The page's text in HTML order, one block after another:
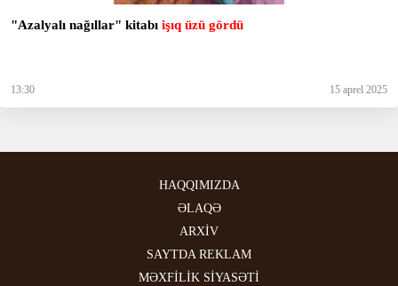
"Azalyalı nağıllar" kitabı işıq üzü gördü
13:30 15 aprel 2025
HAQQIMIZDA
ƏLAQƏ
ARXİV
SAYTDA REKLAM
MƏXFİLİK SİYASƏTİ